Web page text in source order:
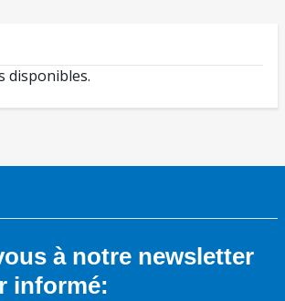
disponibles.
à notre newsletter
informé: